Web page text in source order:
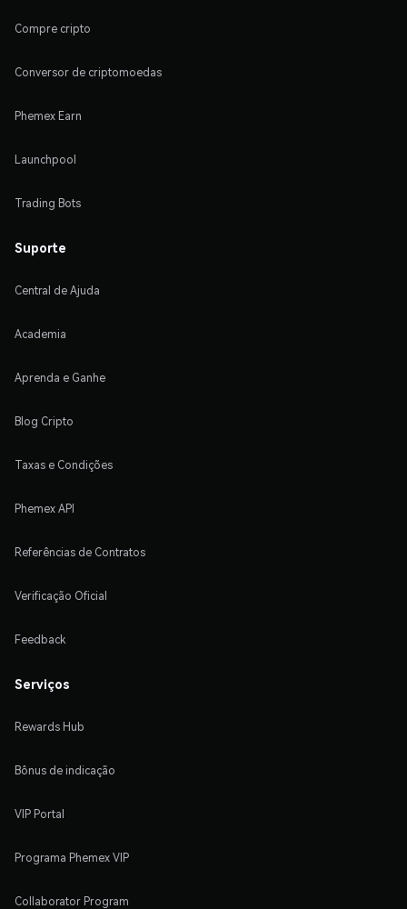
Compre cripto
Conversor de criptomoedas
Phemex Earn
Launchpool
Trading Bots
Suporte
Central de Ajuda
Academia
Aprenda e Ganhe
Blog Cripto
Taxas e Condições
Phemex API
Referências de Contratos
Verificação Oficial
Feedback
Serviços
Rewards Hub
Bônus de indicação
VIP Portal
Programa Phemex VIP
Collaborator Program